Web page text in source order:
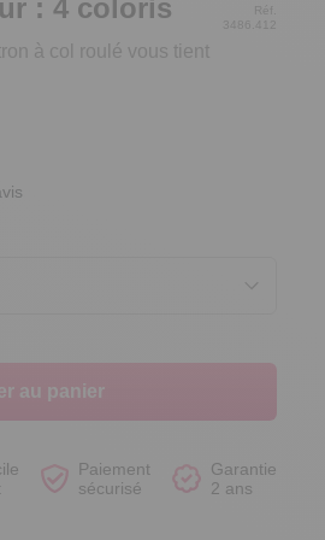
: 4 coloris
à col roulé vous tient
Réf.
au panier
Paiement
sécurisé
Garantie
2 ans